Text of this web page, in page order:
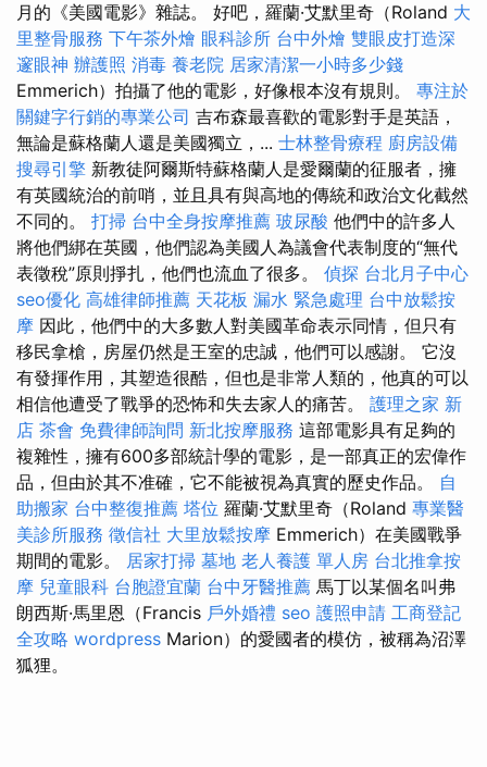
月的《美國電影》雜誌。 好吧，羅蘭·艾默里奇（Roland 大
里整骨服務 下午茶外燴 眼科診所 台中外燴 雙眼皮打造深
邃眼神 辦護照 消毒 養老院 居家清潔一小時多少錢
Emmerich）拍攝了他的電影，好像根本沒有規則。 專注於
關鍵字行銷的專業公司 吉布森最喜歡的電影對手是英語，
無論是蘇格蘭人還是美國獨立，... 士林整骨療程 廚房設備
搜尋引擎 新教徒阿爾斯特蘇格蘭人是愛爾蘭的征服者，擁
有英國統治的前哨，並且具有與高地的傳統和政治文化截然
不同的。 打掃 台中全身按摩推薦 玻尿酸 他們中的許多人
將他們綁在英國，他們認為美國人為議會代表制度的“無代
表徵稅”原則掙扎，他們也流血了很多。 偵探 台北月子中心
seo優化 高雄律師推薦 天花板 漏水 緊急處理 台中放鬆按
摩 因此，他們中的大多數人對美國革命表示同情，但只有
移民拿槍，房屋仍然是王室的忠誠，他們可以感謝。 它沒
有發揮作用，其塑造很酷，但也是非常人類的，他真的可以
相信他遭受了戰爭的恐怖和失去家人的痛苦。 護理之家 新
店 茶會 免費律師詢問 新北按摩服務 這部電影具有足夠的
複雜性，擁有600多部統計學的電影，是一部真正的宏偉作
品，但由於其不准確，它不能被視為真實的歷史作品。 自
助搬家 台中整復推薦 塔位 羅蘭·艾默里奇（Roland 專業醫
美診所服務 徵信社 大里放鬆按摩 Emmerich）在美國戰爭
期間的電影。 居家打掃 墓地 老人養護 單人房 台北推拿按
摩 兒童眼科 台胞證宜蘭 台中牙醫推薦 馬丁以某個名叫弗
朗西斯·馬里恩（Francis 戶外婚禮 seo 護照申請 工商登記
全攻略 wordpress Marion）的愛國者的模仿，被稱為沼澤
狐狸。